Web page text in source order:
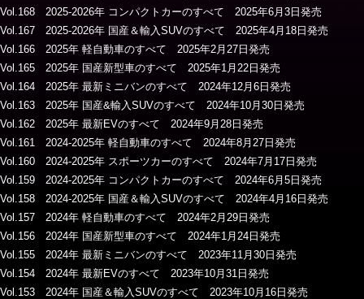
Vol.168 2025-2026年 コンパクトカーのすべて 2025年6月3日発売
Vol.167 2025-2026年 国産＆輸入SUVのすべて 2025年4月18日発売
Vol.166 2025年 軽自動車のすべて 2025年2月27日発売
Vol.165 2025年 国産新型車のすべて 2025年1月22日発売
Vol.164 2025年 最新ミニバンのすべて 2024年12月6日発売
Vol.163 2025年 国産&輸入SUVのすべて 2024年10月30日発売
Vol.162 2025年 最新EVのすべて 2024年9月28日発売
Vol.161 2024-2025年 軽自動車のすべて 2024年8月27日発売
Vol.160 2024-2025年 スポーツカーのすべて 2024年7月17日発売
Vol.159 2024-2025年 コンパクトカーのすべて 2024年6月5日発売
Vol.158 2024-2025年 国産＆輸入SUVのすべて 2024年4月16日発売
Vol.157 2024年 軽自動車のすべて 2024年2月29日発売
Vol.156 2024年 国産新型車のすべて 2024年1月24日発売
Vol.155 2024年 最新ミニバンのすべて 2023年11月30日発売
Vol.154 2024年 最新EVのすべて 2023年10月31日発売
Vol.153 2024年 国産＆輸入SUVのすべて 2023年10月16日発売